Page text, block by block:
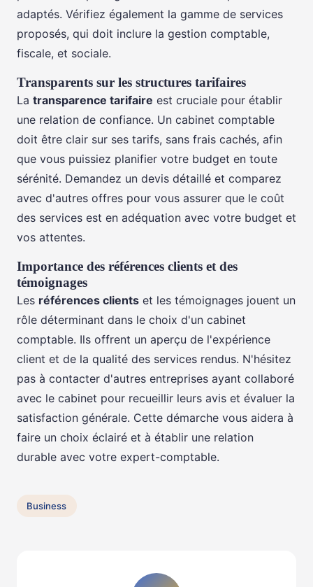
adaptés. Vérifiez également la gamme de services
proposés, qui doit inclure la gestion comptable,
fiscale, et sociale.
Transparents sur les structures tarifaires
La transparence tarifaire est cruciale pour établir
une relation de confiance. Un cabinet comptable
doit être clair sur ses tarifs, sans frais cachés, afin
que vous puissiez planifier votre budget en toute
sérénité. Demandez un devis détaillé et comparez
avec d'autres offres pour vous assurer que le coût
des services est en adéquation avec votre budget et
vos attentes.
Importance des références clients et des
témoignages
Les références clients et les témoignages jouent un
rôle déterminant dans le choix d'un cabinet
comptable. Ils offrent un aperçu de l'expérience
client et de la qualité des services rendus. N'hésitez
pas à contacter d'autres entreprises ayant collaboré
avec le cabinet pour recueillir leurs avis et évaluer la
satisfaction générale. Cette démarche vous aidera à
faire un choix éclairé et à établir une relation
durable avec votre expert-comptable.
Business